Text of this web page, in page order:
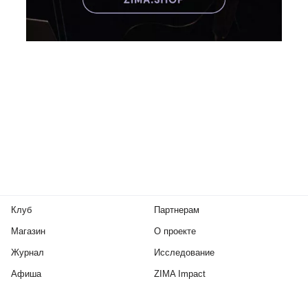
Клуб
Магазин
Журнал
Афиша
Партнерам
О проекте
Исследование
ZIMA Impact